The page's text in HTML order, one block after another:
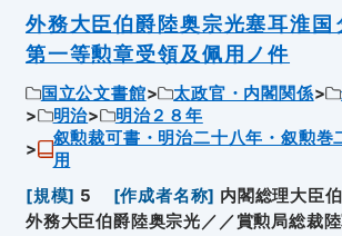
外務大臣伯爵陸奥宗光塞耳淮国
第一等勲章受領及佩用ノ件
国立公文書館 太政官・内閣関係
明治
明治２８年
叙勲裁可書・明治二十八年・叙勲巻
用
[規模] 5 [作成者名称] 内閣総理大臣
外務大臣伯爵陸奥宗光／／賞勲局総裁